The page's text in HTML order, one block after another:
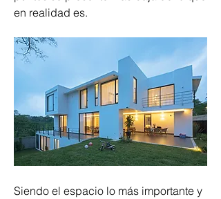
en realidad es.
Siendo el espacio lo más importante y